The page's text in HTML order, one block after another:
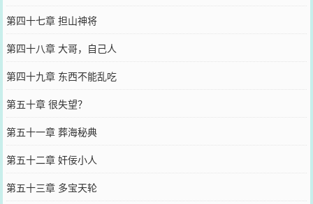
第四十七章 担山神将
第四十八章 大哥，自己人
第四十九章 东西不能乱吃
第五十章 很失望？
第五十一章 葬海秘典
第五十二章 奸佞小人
第五十三章 多宝天轮